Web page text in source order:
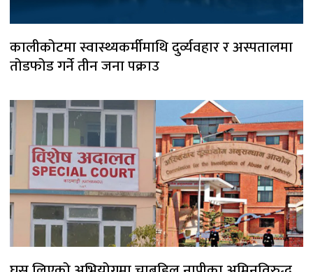
कालीकोटमा स्वास्थ्यकर्मीमाथि दुर्व्यवहार र अस्पतालमा
तोडफोड गर्ने तीन जना पक्राउ